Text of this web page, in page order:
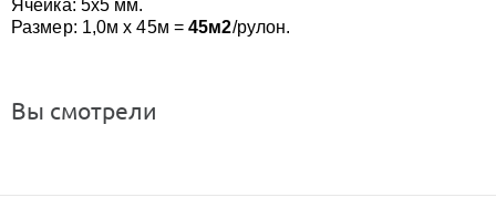
Ячейка: 5х5 мм.
Размер: 1,0м х 45м =45м2/рулон.
Вы смотрели